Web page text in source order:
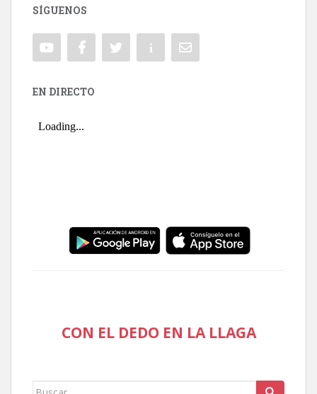
SÍGUENOS
EN DIRECTO
CON EL DEDO EN LA LLAGA
Buscar: